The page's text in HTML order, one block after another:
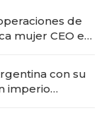
de
mujer CEO en
con su
imperio